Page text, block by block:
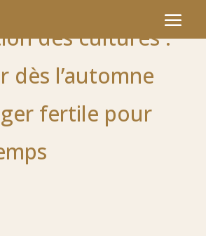
des cultures :
dès l’automne
fertile pour